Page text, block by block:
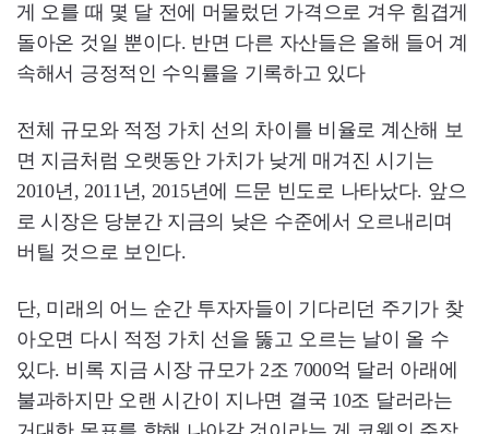
게 오를 때 몇 달 전에 머물렀던 가격으로 겨우 힘겹게
돌아온 것일 뿐이다. 반면 다른 자산들은 올해 들어 계
속해서 긍정적인 수익률을 기록하고 있다
전체 규모와 적정 가치 선의 차이를 비율로 계산해 보
면 지금처럼 오랫동안 가치가 낮게 매겨진 시기는
2010년, 2011년, 2015년에 드문 빈도로 나타났다. 앞으
로 시장은 당분간 지금의 낮은 수준에서 오르내리며
버틸 것으로 보인다.
단, 미래의 어느 순간 투자자들이 기다리던 주기가 찾
아오면 다시 적정 가치 선을 뚫고 오르는 날이 올 수
있다. 비록 지금 시장 규모가 2조 7000억 달러 아래에
불과하지만 오랜 시간이 지나면 결국 10조 달러라는